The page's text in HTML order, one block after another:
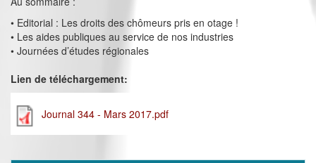
• Editorial : Les droits des chômeurs pris en otage !
• Les aides publiques au service de nos industries
• Journées d’études régionales
Lien de téléchargement:
Journal 344 - Mars 2017.pdf